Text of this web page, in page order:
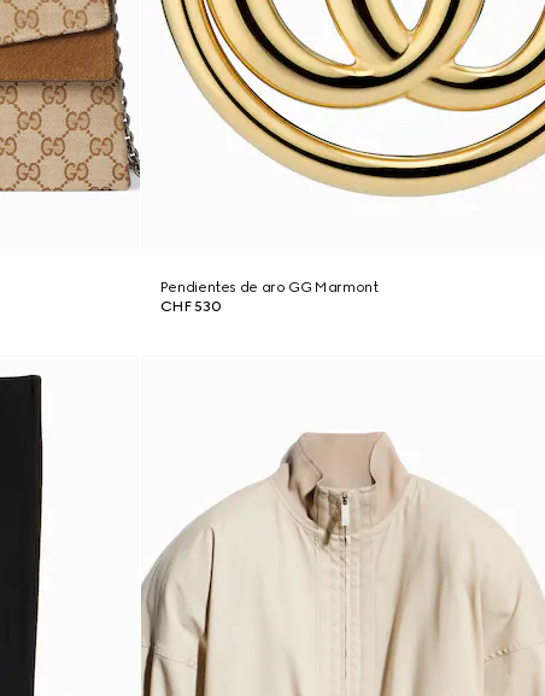
Pendientes de aro GG Marmont
CHF 530